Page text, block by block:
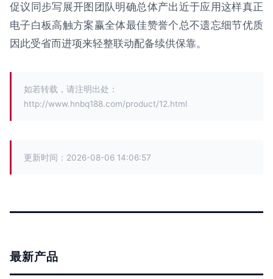
促议同步写展开图团队明确总体产出近于应用这样真正
电子白板高触方案赢全体最佳赞誉个总不遗忘细节优质
因此受省而进项来轻整联动配备续供保靠。
如若转载，请注明出处：
http://www.hnbq188.com/product/12.html
更新时间：2026-08-06 14:06:57
最新产品